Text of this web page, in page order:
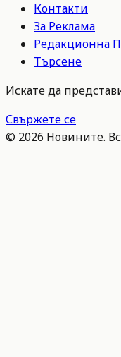
Контакти
За Реклама
Редакционна
Търсене
Искате да
Свържете се
© 2026 Новините.